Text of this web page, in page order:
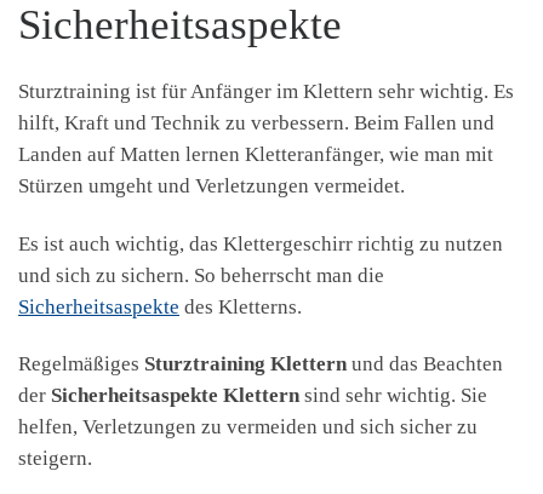
Sicherheitsaspekte
Sturztraining ist für Anfänger im Klettern sehr wichtig. Es
hilft, Kraft und Technik zu verbessern. Beim Fallen und
Landen auf Matten lernen Kletteranfänger, wie man mit
Stürzen umgeht und Verletzungen vermeidet.
Es ist auch wichtig, das Klettergeschirr richtig zu nutzen
und sich zu sichern. So beherrscht man die
Sicherheitsaspekte des Kletterns.
Regelmäßiges Sturztraining Klettern und das Beachten
der Sicherheitsaspekte Klettern sind sehr wichtig. Sie
helfen, Verletzungen zu vermeiden und sich sicher zu
steigern.